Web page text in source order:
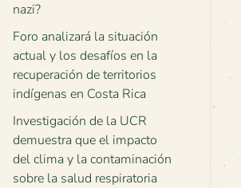
nazi?
Foro analizará la situación
actual y los desafíos en la
recuperación de territorios
indígenas en Costa Rica
Investigación de la UCR
demuestra que el impacto
del clima y la contaminación
sobre la salud respiratoria